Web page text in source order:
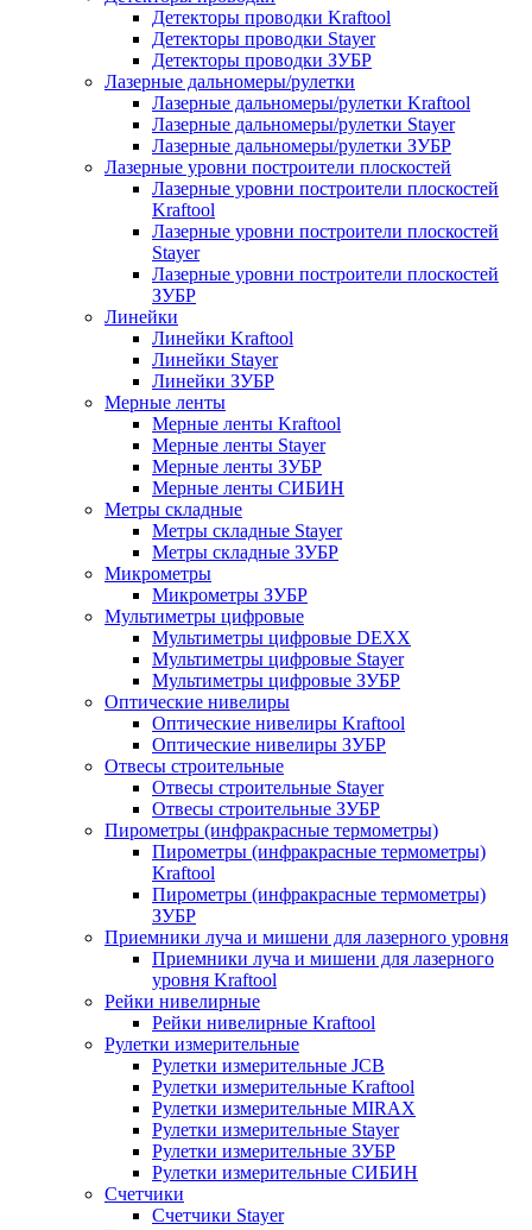
Детекторы проводки Kraftool
Детекторы проводки Stayer
Детекторы проводки ЗУБР
Лазерные дальномеры/рулетки
Лазерные дальномеры/рулетки Kraftool
Лазерные дальномеры/рулетки Stayer
Лазерные дальномеры/рулетки ЗУБР
Лазерные уровни построители плоскостей
Лазерные уровни построители плоскостей
Kraftool
Лазерные уровни построители плоскостей
Stayer
Лазерные уровни построители плоскостей
ЗУБР
Линейки
Линейки Kraftool
Линейки Stayer
Линейки ЗУБР
Мерные ленты
Мерные ленты Kraftool
Мерные ленты Stayer
Мерные ленты ЗУБР
Мерные ленты СИБИН
Метры складные
Метры складные Stayer
Метры складные ЗУБР
Микрометры
Микрометры ЗУБР
Мультиметры цифровые
Мультиметры цифровые DEXX
Мультиметры цифровые Stayer
Мультиметры цифровые ЗУБР
Оптические нивелиры
Оптические нивелиры Kraftool
Оптические нивелиры ЗУБР
Отвесы строительные
Отвесы строительные Stayer
Отвесы строительные ЗУБР
Пирометры (инфракрасные термометры)
Пирометры (инфракрасные термометры)
Kraftool
Пирометры (инфракрасные термометры)
ЗУБР
Приемники луча и мишени для лазерного уровня
Приемники луча и мишени для лазерного
уровня Kraftool
Рейки нивелирные
Рейки нивелирные Kraftool
Рулетки измерительные
Рулетки измерительные JCB
Рулетки измерительные Kraftool
Рулетки измерительные MIRAX
Рулетки измерительные Stayer
Рулетки измерительные ЗУБР
Рулетки измерительные СИБИН
Счетчики
Счетчики Stayer